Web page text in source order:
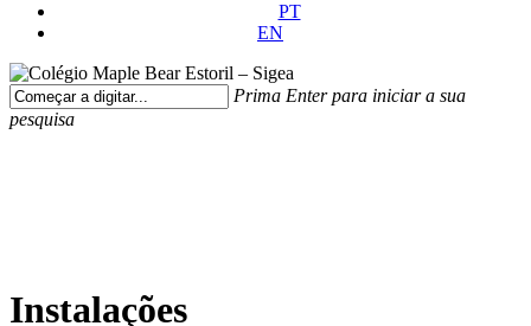
PT
EN
Prima Enter para iniciar a sua
pesquisa
Instalações